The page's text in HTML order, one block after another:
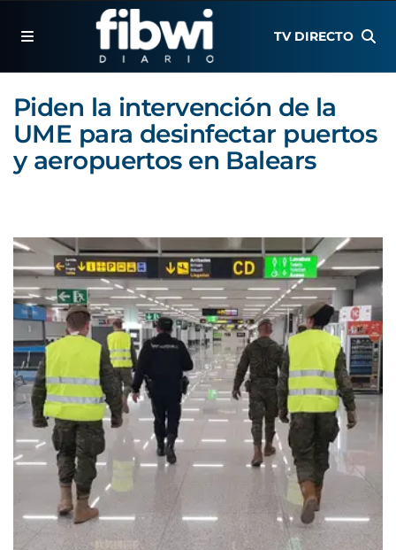
TV DIRECTO
Piden la intervención de la
UME para desinfectar puertos
y aeropuertos en Balears